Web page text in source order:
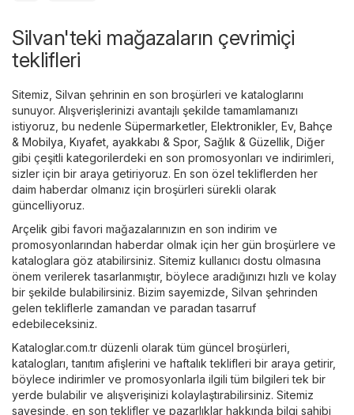
Silvan'teki mağazaların çevrimiçi
teklifleri
Sitemiz, Silvan şehrinin en son broşürleri ve kataloglarını
sunuyor. Alışverişlerinizi avantajlı şekilde tamamlamanızı
istiyoruz, bu nedenle Süpermarketler, Elektronikler, Ev, Bahçe
& Mobilya Kıyafet, ayakkabı & Spor, Sağlık & Güzellik Diğer
gibi çeşitli kategorilerdeki en son promosyonları ve indirimleri,
sizler için bir araya getiriyoruz. En son özel tekliflerden her
daim haberdar olmanız için broşürleri sürekli olarak
güncelliyoruz.
Arçelik gibi favori mağazalarınızın en son indirim ve
promosyonlarından haberdar olmak için her gün broşürlere ve
kataloglara göz atabilirsiniz. Sitemiz kullanıcı dostu olmasına
önem verilerek tasarlanmıştır, böylece aradığınızı hızlı ve kolay
bir şekilde bulabilirsiniz. Bizim sayemizde, Silvan şehrinden
gelen tekliflerle zamandan ve paradan tasarruf
edebileceksiniz.
Kataloglar.com.tr düzenli olarak tüm güncel broşürleri,
katalogları, tanıtım afişlerini ve haftalık teklifleri bir araya getirir,
böylece indirimler ve promosyonlarla ilgili tüm bilgileri tek bir
yerde bulabilir ve alışverişinizi kolaylaştırabilirsiniz. Sitemiz
sayesinde, en son teklifler ve pazarlıklar hakkında bilgi sahibi